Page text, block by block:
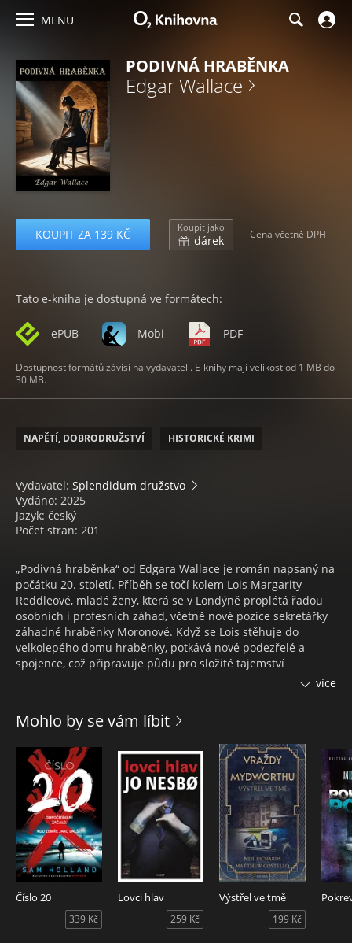
MENU
PODIVNÁ HRABĚNKA
Edgar Wallace
KOUPIT ZA 139 KČ Koupit jako
dárek Cena včetně DPH
Tato e-kniha je dostupná ve formátech:
ePUB Mobi PDF
Dostupnost formátů závisí na vydavateli. E-knihy mají velikost od 1 MB do
30 MB.
NAPĚTÍ, DOBRODRUŽSTVÍ HISTORICKÉ KRIMI
Vydavatel: Splendidum družstvo
Vydáno: 2025
Jazyk: český
Počet stran: 201
„Podivná hraběnka“ od Edgara Wallace je román napsaný na
počátku 20. století. Příběh se točí kolem Lois Margarity
Reddleové, mladé ženy, která se v Londýně proplétá řadou
osobních i profesních záhad, včetně nové pozice sekretářky
záhadné hraběnky Moronové. Když se Lois stěhuje do
velkolepého domu hraběnky, potkává nové podezřelé a
spojence, což připravuje půdu pro složité tajemství
romantického napětí s postavami, jako je neodbytný Michael
Dorn, Selvin - podivínsky syn hraběnky Moronové, tajemná
paní Pinderová, lékař Tappat budící hrůzu stejně jako
finanční poradce hraběnky Chesney Prey.
více
Mohlo by se vám líbit
Číslo 20
339 Kč
Lovci hlav
259 Kč
Výstřel ve tmě
199 Kč